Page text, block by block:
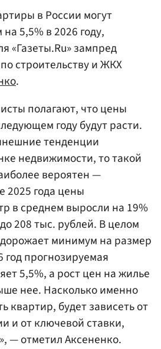
в России могут
5,5% в 2026 году,
«Газеты.Ru» зампред
по строительству и ЖКХ
.
полагают, что цены
году будут расти.
тенденции
недвижимости, то такой
вероятен —
2025 года цены
в среднем выросли на 19%
208 тыс. рублей. В целом
минимум на размер
прогнозируемая
5,5%, а рост цен на жилье
нее. Насколько именно
квартир, будет зависеть от
и от ключевой ставки,
— отметил Аксененко.